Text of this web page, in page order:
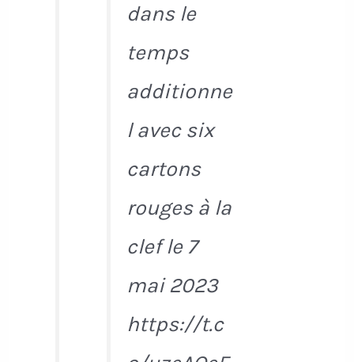
dans le
temps
additionne
l avec six
cartons
rouges à la
clef le 7
mai 2023
https://t.c